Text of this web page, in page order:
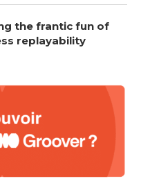
the frantic fun of
replayability